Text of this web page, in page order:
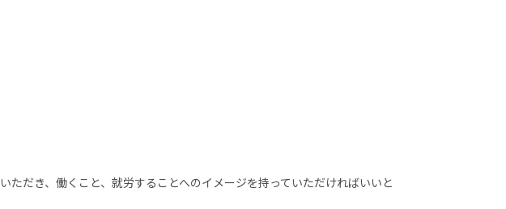
だき、働くこと、就労することへのイメージを持っていただければいいと